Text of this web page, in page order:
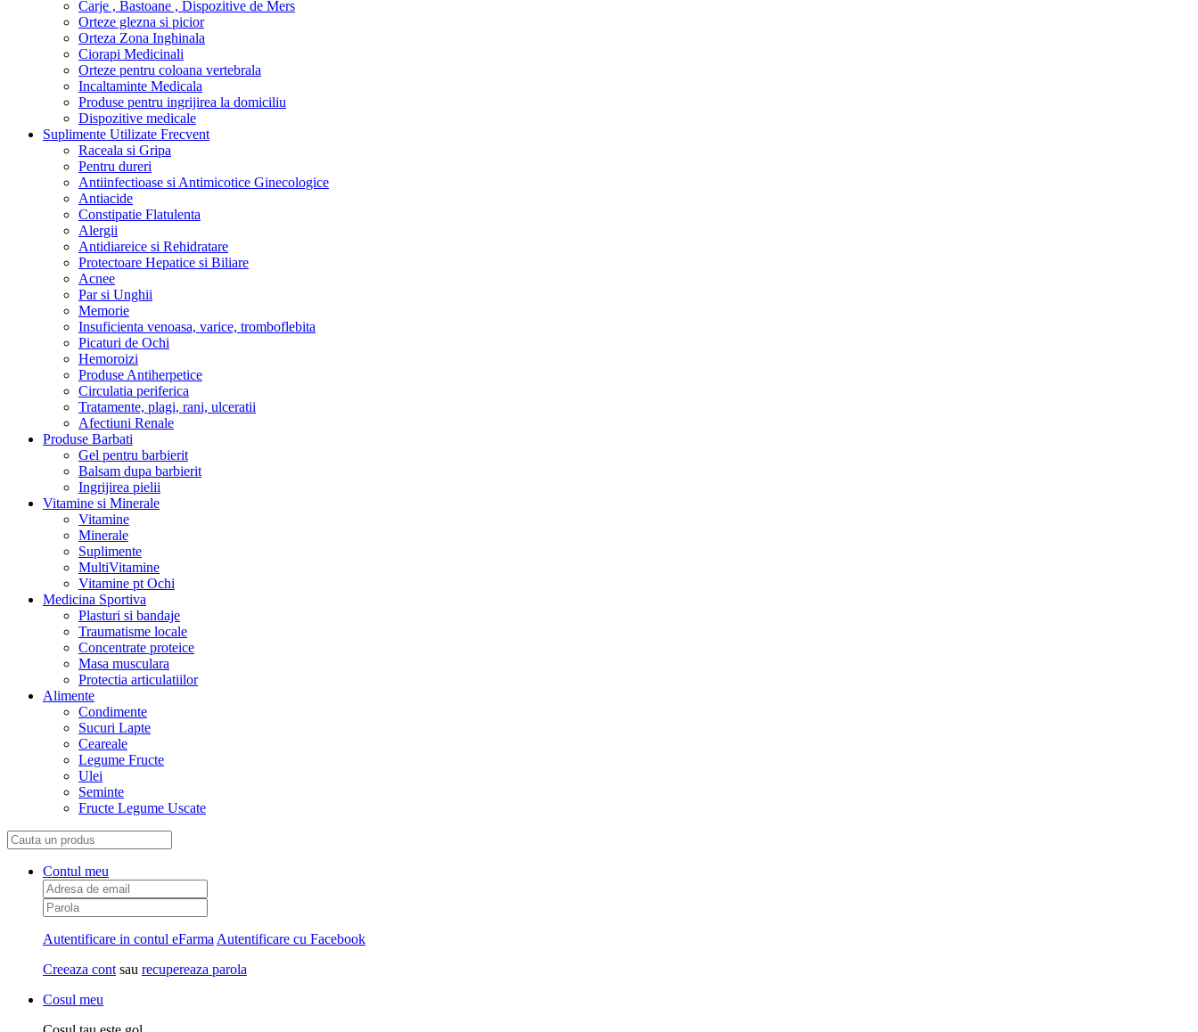
Carje , Bastoane , Dispozitive de Mers
Orteze glezna si picior
Orteza Zona Inghinala
Ciorapi Medicinali
Orteze pentru coloana vertebrala
Incaltaminte Medicala
Produse pentru ingrijirea la domiciliu
Dispozitive medicale
Suplimente Utilizate Frecvent
Raceala si Gripa
Pentru dureri
Antiinfectioase si Antimicotice Ginecologice
Antiacide
Constipatie Flatulenta
Alergii
Antidiareice si Rehidratare
Protectoare Hepatice si Biliare
Acnee
Par si Unghii
Memorie
Insuficienta venoasa, varice, tromboflebita
Picaturi de Ochi
Hemoroizi
Produse Antiherpetice
Circulatia periferica
Tratamente, plagi, rani, ulceratii
Afectiuni Renale
Produse Barbati
Gel pentru barbierit
Balsam dupa barbierit
Ingrijirea pielii
Vitamine si Minerale
Vitamine
Minerale
Suplimente
MultiVitamine
Vitamine pt Ochi
Medicina Sportiva
Plasturi si bandaje
Traumatisme locale
Concentrate proteice
Masa musculara
Protectia articulatiilor
Alimente
Condimente
Sucuri Lapte
Ceareale
Legume Fructe
Ulei
Seminte
Fructe Legume Uscate
Contul meu
Autentificare in contul eFarma Autentificare cu Facebook
Creeaza cont sau recupereaza parola
Cosul meu